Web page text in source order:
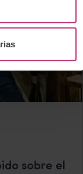
sobre el